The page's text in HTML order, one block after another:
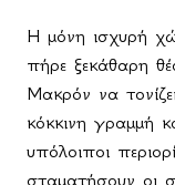
Η μόνη ισχυρή
πήρε ξεκάθαρη
Μακρόν να
κόκκινη γραμμή
υπόλοιποι
σταματήσουν οι